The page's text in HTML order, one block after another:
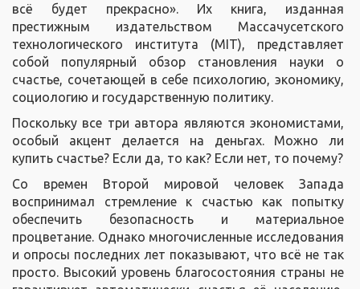
всё будет прекрасно». Их книга, изданная
престижным издательством Массачусетского
технологического института (MIT), представляет
собой популярный обзор становления науки о
счастье, сочетающей в себе психологию, экономику,
социологию и государственную политику.
Поскольку все три автора являются экономистами,
особый акцент делается на деньгах. Можно ли
купить счастье? Если да, то как? Если нет, то почему?
Со времен Второй мировой человек Запада
воспринимал стремление к счастью как попытку
обеспечить безопасность и материальное
процветание. Однако многочисленные исследования
и опросы последних лет показывают, что всё не так
просто. Высокий уровень благосостояния страны не